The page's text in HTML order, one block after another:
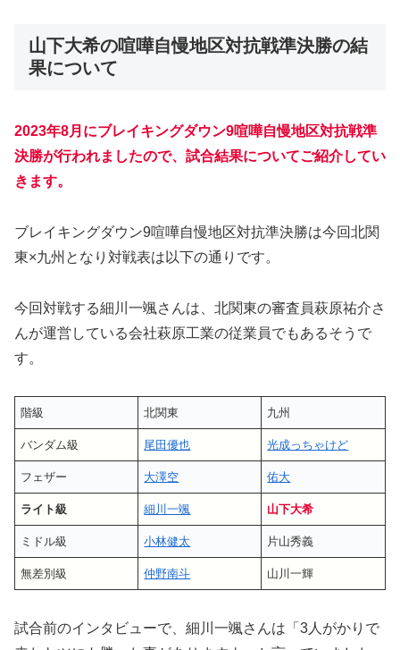
山下大希の喧嘩自慢地区対抗戦準決勝の結
果について
2023年8月にブレイキングダウン9喧嘩自慢地区対抗戦準
決勝が行われましたので、試合結果についてご紹介してい
きます。
ブレイキングダウン9喧嘩自慢地区対抗準決勝は今回北関
東×九州となり対戦表は以下の通りです。
今回対戦する細川一颯さんは、北関東の審査員萩原祐介さ
んが運営している会社萩原工業の従業員でもあるそうで
す。
階級 北関東 九州
バンダム級 尾田優也 光成っちゃけど
フェザー 大澤空 佑大
ライト級 細川一颯 山下大希
ミドル級 小林健太 片山秀義
無差別級 仲野南斗 山川一輝
試合前のインタビューで、細川一颯さんは「3人がかりで